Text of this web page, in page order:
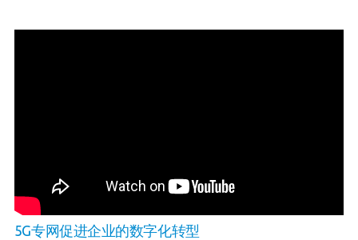
5G专网促进企业的数字化转型